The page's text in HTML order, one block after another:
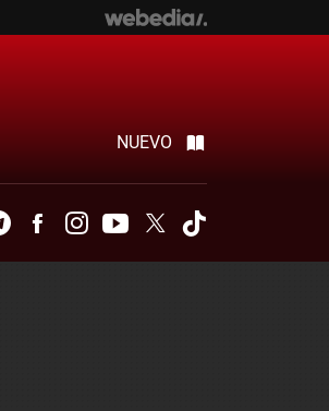
NUEVO
TelegramFacebookInstagramYoutubeTwitter